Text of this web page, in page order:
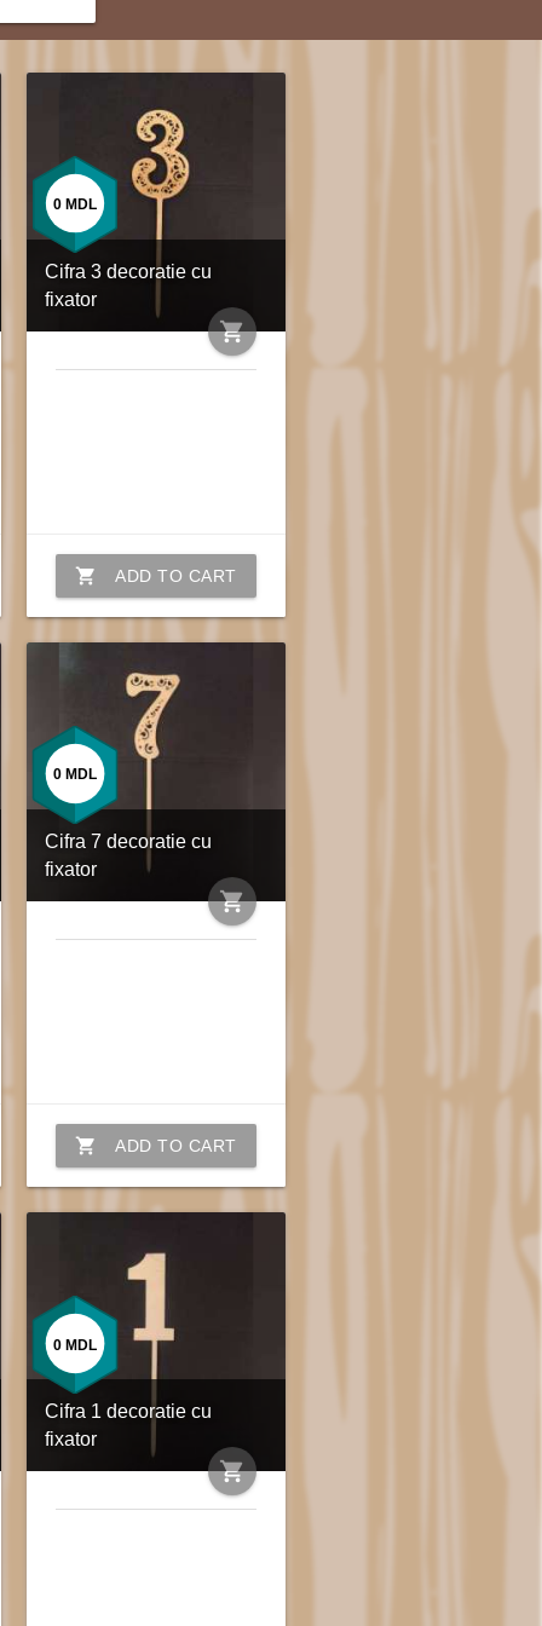
Cifra 3 decoratie cu
fixator
shopping_cart
0 MDL
shopping_cart ADD TO CART
Cifra 7 decoratie cu
fixator
shopping_cart
0 MDL
shopping_cart ADD TO CART
Cifra 1 decoratie cu
fixator
shopping_cart
0 MDL